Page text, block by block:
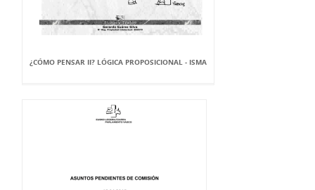
¿CÓMO PENSAR II? LÓGICA PROPOSICIONAL - ISMA